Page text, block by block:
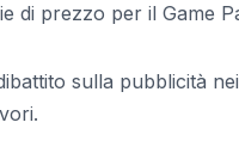
di prezzo per il Game
sulla pubblicità